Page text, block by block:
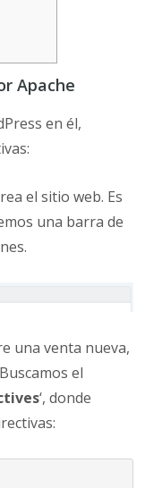
Apache
en él,
el sitio web. Es
una barra de
una venta nueva,
el
‘, donde